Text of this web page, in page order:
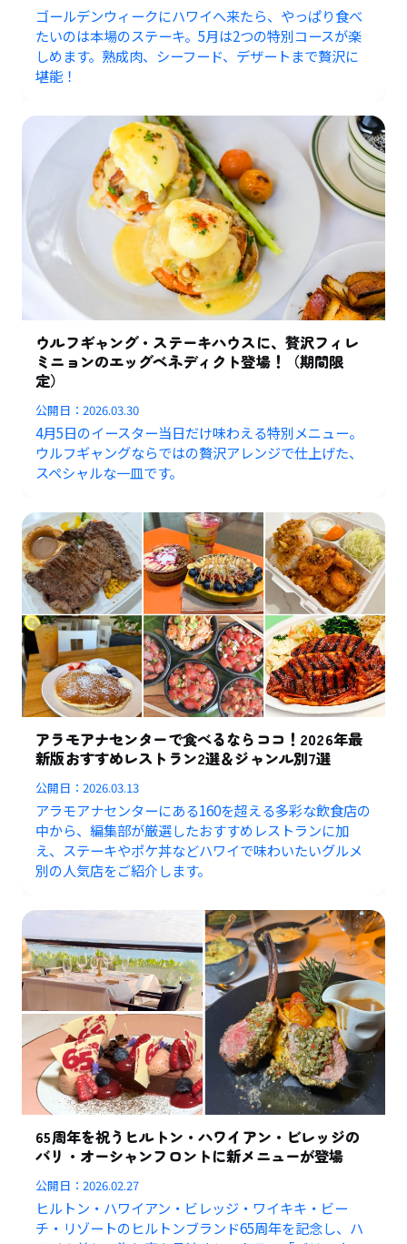
ゴールデンウィークにハワイへ来たら、やっぱり食べ
たいのは本場のステーキ。5月は2つの特別コースが楽
しめます。熟成肉、シーフード、デザートまで贅沢に
堪能！
ウルフギャング・ステーキハウスに、贅沢フィレ
ミニョンのエッグベネディクト登場！（期間限
定）
公開日：2026.03.30
4月5日のイースター当日だけ味わえる特別メニュー。
ウルフギャングならではの贅沢アレンジで仕上げた、
スペシャルな一皿です。
アラモアナセンターで食べるならココ！2026年最
新版おすすめレストラン2選＆ジャンル別7選
公開日：2026.03.13
アラモアナセンターにある160を超える多彩な飲食店の
中から、編集部が厳選したおすすめレストランに加
え、ステーキやポケ丼などハワイで味わいたいグルメ
別の人気店をご紹介します。
65周年を祝うヒルトン・ハワイアン・ビレッジの
バリ・オーシャンフロントに新メニューが登場
公開日：2026.02.27
ヒルトン・ハワイアン・ビレッジ・ワイキキ・ビー
チ・リゾートのヒルトンブランド65周年を記念し、ハ